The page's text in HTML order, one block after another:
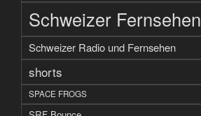
Schweizer Fernsehen
Schweizer Radio und Fernsehen
shorts
SPACE FROGS